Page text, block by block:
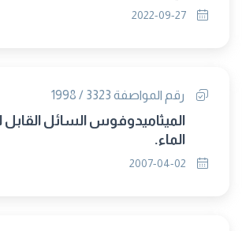
رقم المواصفة 3323 / 1998
الميثاميدوفوس السائل القابل
الماء.